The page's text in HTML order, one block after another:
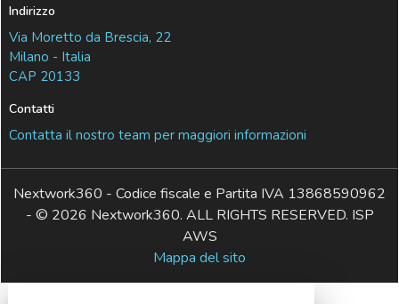
Indirizzo
Via Moretto da Brescia, 22
Milano - Italia
CAP 20133
Contatti
Contatta il nostro team per maggiori informazioni
Nextwork360 - Codice fiscale e Partita IVA 13868590962
- © 2026 Nextwork360. ALL RIGHTS RESERVED. ISP
AWS
Mappa del sito